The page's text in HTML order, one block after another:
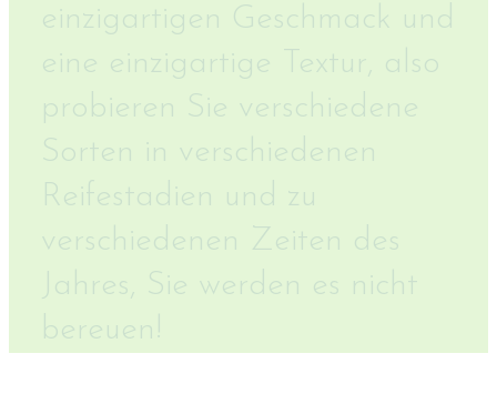
einzigartigen Geschmack und
eine einzigartige Textur, also
probieren Sie verschiedene
Sorten in verschiedenen
Reifestadien und zu
verschiedenen Zeiten des
Jahres, Sie werden es nicht
bereuen!